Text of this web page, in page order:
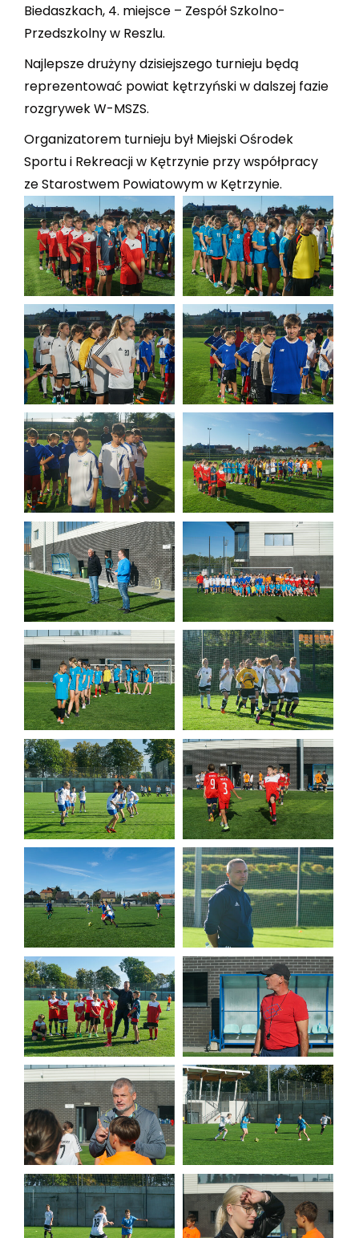
Biedaszkach, 4. miejsce – Zespół Szkolno-
Przedszkolny w Reszlu.
Najlepsze drużyny dzisiejszego turnieju będą
reprezentować powiat kętrzyński w dalszej fazie
rozgrywek W-MSZS.
Organizatorem turnieju był Miejski Ośrodek
Sportu i Rekreacji w Kętrzynie przy współpracy
ze Starostwem Powiatowym w Kętrzynie.